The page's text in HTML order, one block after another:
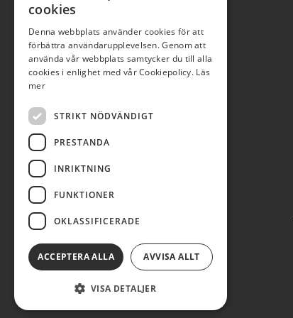
Röda dagar stängt
0950-12081
autobla@autobla.se
cookies
Denna webbplats använder cookies för att
förbättra användarupplevelsen. Genom att
använda vår webbplats samtycker du till alla
cookies i enlighet med vår Cookiepolicy. Läs
mer
STRIKT NÖDVÄNDIGT
PRESTANDA
INRIKTNING
FUNKTIONER
OKLASSIFICERADE
ACCEPTERA ALLA AVVISA ALLT
VISA DETALJER